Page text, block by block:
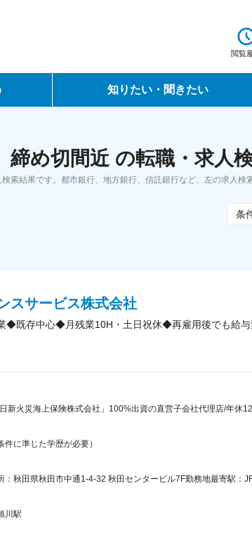
閲覧
知りたい・聞きたい
データで見る転職
締め切間近 の転職・求人
索結果です。都市銀行、地方銀行、信託銀行など、左の求人検
条
スサービス株式会社
◆既存中心◆月残業10H・土日祝休◆再雇用後でも給
火災海上保険株式会社」100%出資の直営子会社代理店/年休
に準じた学歴が必要）
：秋田県秋田市中通1-4-32 秋田センタービル7F勤務地最寄駅：
川駅